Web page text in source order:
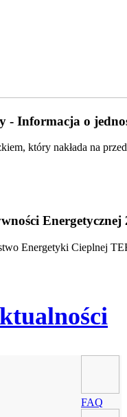
- Informacja o
który nakłada na
Energetycznej
Energetyki Cieplnej
FAQ